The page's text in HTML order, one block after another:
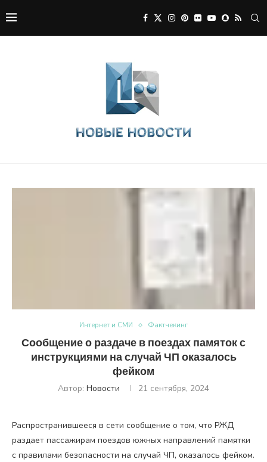
Интернет и СМИ Фактчекинг
Сообщение о раздаче в поездах памяток с
инструкциями на случай ЧП оказалось
фейком
Автор: Новости 21 сентября, 2024
Распространившееся в сети сообщение о том, что РЖД
раздает пассажирам поездов южных направлений памятки
с правилами безопасности на случай ЧП, оказалось фейком.